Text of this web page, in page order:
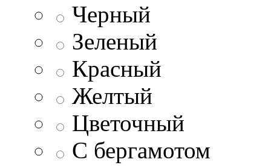
Черный
Зеленый
Красный
Желтый
Цветочный
С бергамотом